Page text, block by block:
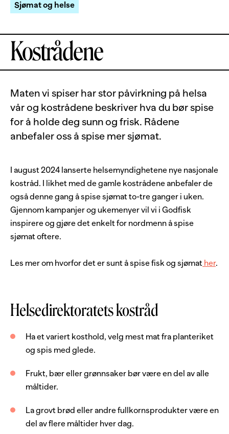
Sjømat og helse
Kostrådene
Maten vi spiser har stor påvirkning på helsa
vår og kostrådene beskriver hva du bør spise
for å holde deg sunn og frisk. Rådene
anbefaler oss å spise mer sjømat.
I august 2024 lanserte helsemyndighetene nye nasjonale
kostråd. I likhet med de gamle kostrådene anbefaler de
også denne gang å spise sjømat to-tre ganger i uken.
Gjennom kampanjer og ukemenyer vil vi i Godfisk
inspirere og gjøre det enkelt for nordmenn å spise
sjømat oftere.
Les mer om hvorfor det er sunt å spise fisk og sjømat her.
Helsedirektoratets kostråd
Ha et variert kosthold, velg mest mat fra planteriket
og spis med glede.
Frukt, bær eller grønnsaker bør være en del av alle
måltider.
La grovt brød eller andre fullkornsprodukter være en
del av flere måltider hver dag.